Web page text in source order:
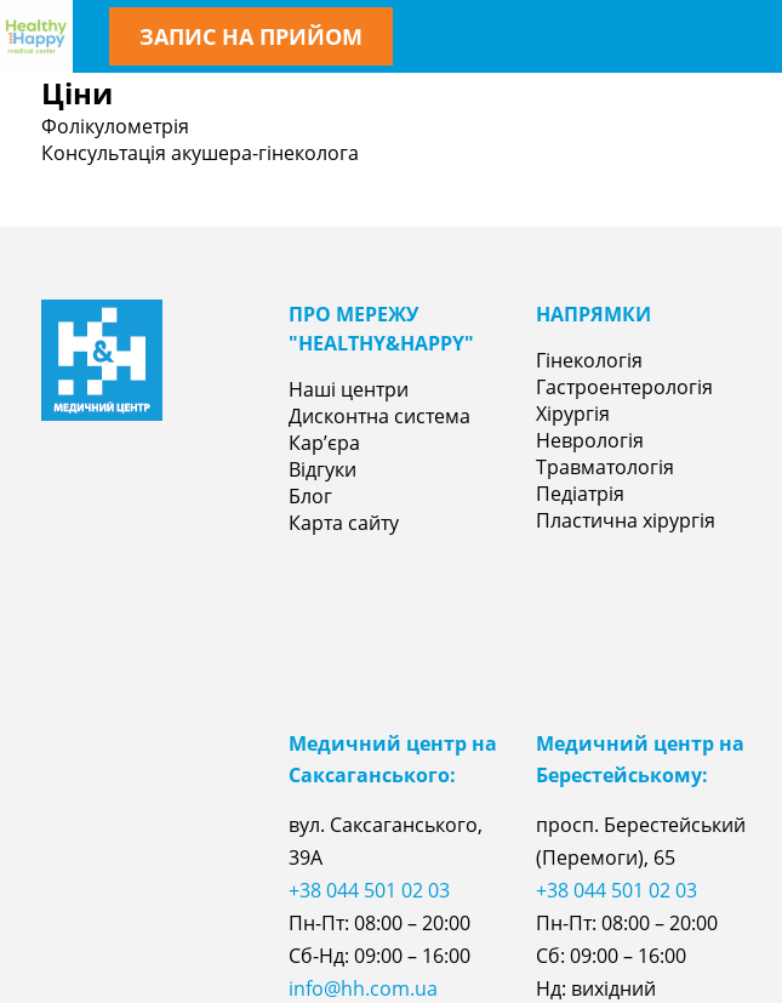
ЗАПИС НА ПРИЙОМ
Ціни
Фолікулометрія
Консультація акушера-гінеколога
ПРО МЕРЕЖУ
"НEALTHY&НAPPY"
Наші центри
Дисконтна система
Кар’єра
Відгуки
Блог
Карта сайту
НАПРЯМКИㅤ
Гінекологія
Гастроентерологія
Хірургія
Неврологія
Травматологія
Педіатрія
Пластична хірургія
Медичний центр на
Саксаганського:
вул. Саксаганського,
39А
+38 044 501 02 03
Пн-Пт: 08:00 – 20:00
Сб-Нд: 09:00 – 16:00
info@hh.com.ua
Медичний центр на
Берестейському:
просп. Берестейський
(Перемоги), 65
+38 044 501 02 03
Пн-Пт: 08:00 – 20:00
Сб: 09:00 – 16:00
Нд: вихідний